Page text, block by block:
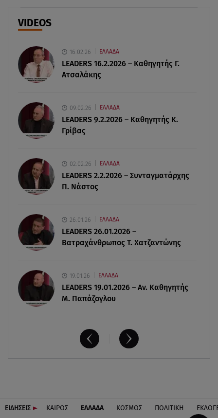
Χούθι: «Χτύπησαν» διυλιστήριο της Aramco στη
Μήλος: Ελικόπτερο προσγειώθηκε στο
Σαρακήνικο
μου έδωσε ένα μαγικό χαλί»
09.08.26 , 13:15
Σε Red Code και αύριο Αττική και 15 ακόμα
09.08.26 , 12:54
Βαλέρια Χοψονίδου: Βάφτισε τον γιο της στη
Βουλιαγμένη - Το όνομα που πήρε
09.08.26 , 12:44
Ερυθρός Σταυρός: Άγρια επίθεση σε νοσηλεύτρια
στα Επείγοντα
VIDEOS
16.02.26 ΕΛΛΑΔΑ
LEADERS 16.2.2026 – Καθηγητής Γ.
Ατσαλάκης
09.02.26 ΕΛΛΑΔΑ
LEADERS 9.2.2026 – Καθηγητής Κ.
Γρίβας
02.02.26 ΕΛΛΑΔΑ
LEADERS 2.2.2026 – Συνταγματάρχης
Π. Νάστος
26.01.26 ΕΛΛΑΔΑ
LEADERS 26.01.2026 –
Βατραχάνθρωπος Τ. Χατζαντώνης
19.01.26 ΕΛΛΑΔΑ
LEADERS 19.01.2026 – Αν. Καθηγητής
Μ. Παπάζογλου
ΕΙΔΗΣΕΙΣ ΚΑΙΡΟΣ ΕΛΛΑΔΑ ΚΟΣΜΟΣ ΠΟΛΙΤΙΚΗ